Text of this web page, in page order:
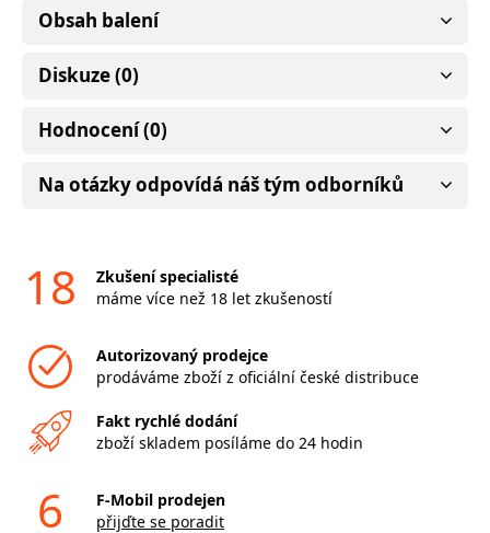
Obsah balení
Diskuze (0)
Hodnocení (0)
Na otázky odpovídá náš tým odborníků
18
Zkušení specialisté
máme více než 18 let zkušeností
Autorizovaný prodejce
prodáváme zboží z oficiální české distribuce
Fakt rychlé dodání
zboží skladem posíláme do 24 hodin
6
F-Mobil prodejen
přijďte se poradit